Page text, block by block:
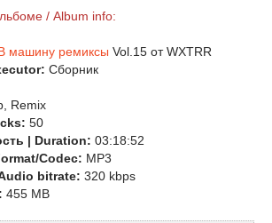
/ Album info:
машину ремиксы Vol.15 от WXTRR
Сборник
Remix
50
| Duration: 03:18:52
Codec: MP3
bitrate: 320 kbps
455 MB